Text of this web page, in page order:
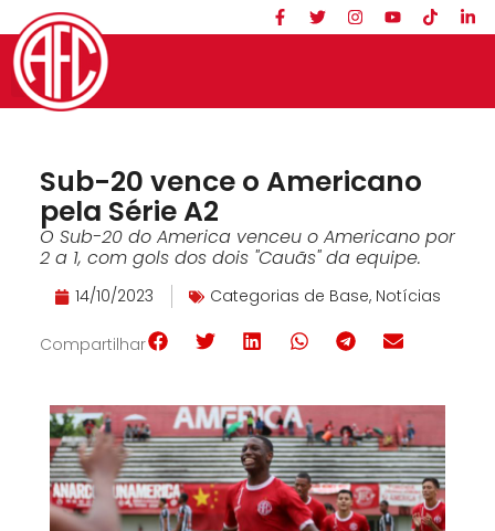
Sub-20 vence o Americano
pela Série A2
O Sub-20 do America venceu o Americano por
2 a 1, com gols dos dois "Cauãs" da equipe.
14/10/2023 Categorias de Base, Notícias
Compartilhar